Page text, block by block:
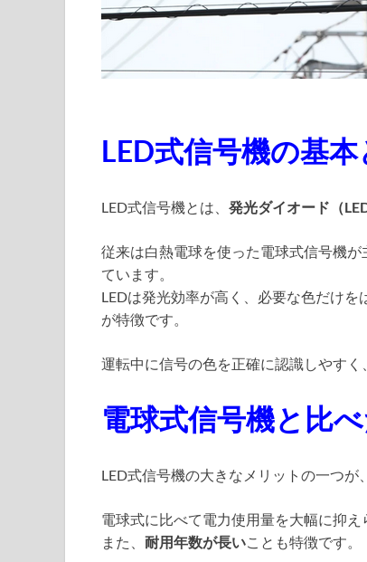
LED式信号機の基
LED式信号機とは、 発光ダイオード（
従来は白熱電球を使った電球式信号機
ています。
LEDは発光効率が高く、必要な色だけ
が特徴です。
運転中に信号の色を正確に認識しやすく
電球式信号機と比
LED式信号機の大きなメリットの一つが、
電球式に比べて電力使用量を大幅に抑
また、 耐用年数が長いことも特徴です。